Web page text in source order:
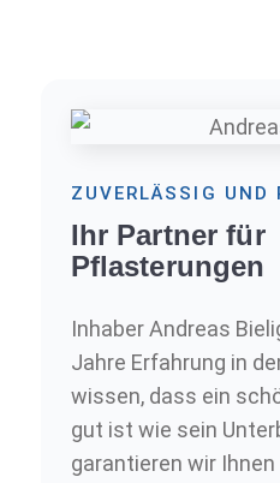
ZUVERLÄSSIG UND
Ihr Partner für
Pflasterungen
Inhaber Andreas
Jahre Erfahrung in
wissen, dass ein
gut ist wie sein
garantieren wir